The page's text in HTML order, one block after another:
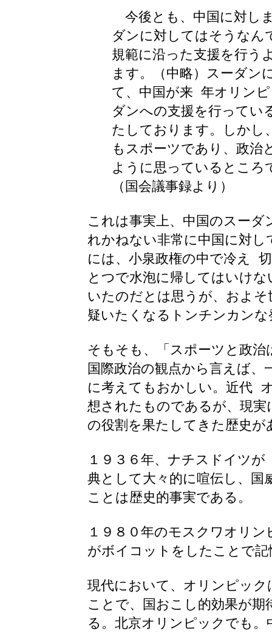
今後とも、中国に対し
ダンに対してはそうな
規範に沿った支援を行う
ます。（中略）スーダン
て、中国が来 年オリン
ダンへの支援を行ってい
たしております。しかし
もスポーツであり、政治
ように思っているところ
（国会議事録より）
これは事実上、中国のスー
れかねない非常に中国に対
には、小泉政権の中で冷え
とつで水泡に帰してはいけ
いたのだとは思うが、およ
疑いたくなるトンチンカン
そもそも、「スポーツと政
国際政治の観点から言えば
に考えてもおかしい。近代
想されたものであるが、現
の役割を果たしてきた歴史が
１９３６年、ナチスドイツ
典として大々的に喧伝し、
ことは歴史的事実である。
１９８０年のモスクワオリン
がボイコットをしたことで
現代において、オリンピッ
ことで、国おこし的効果が
る。北京オリンピックでも